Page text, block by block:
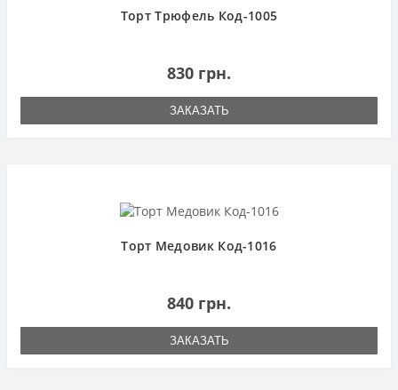
Торт Трюфель Код-1005
830 грн.
ЗАКАЗАТЬ
Торт Медовик Код-1016
840 грн.
ЗАКАЗАТЬ